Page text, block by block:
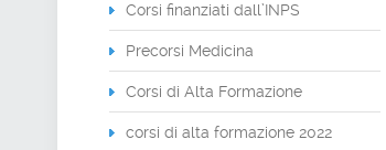
Corsi finanziati dall’INPS
Precorsi Medicina
Corsi di Alta Formazione
corsi di alta formazione 2022